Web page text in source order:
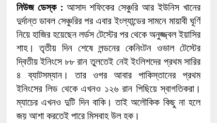
নিউজ ডেস্ক : আসাদ শফিকের সেঞ্চুরি আর ইউনিস খানের
দুর্দান্ত ডাবল সেঞ্চুরির পর এবার ইংল্যান্ডের সামনে মায়াবী ঘূর্ণি
নিয়ে হাজির হয়েছেন লর্ডস টেস্টের পর থেকে অনুজ্জ্বল ইয়াসির
শাহ। তৃতীয় দিন শেষে লন্ডনের কেনিংটন ওভাল টেস্টের
দ্বিতীয় ইনিংসে ৮৮ রান তুলতেই নেই ইংলিশদের প্রথম সারির
৪ ব্যাটসম্যান। তার ওপর আবার পাকিস্তানের প্রথম
ইনিংসের লিড থেকে এখনও ১২৬ রান পিছিয়ে স্বাগতিকরা।
ম্যাচের এখনও দুটি দিন বাকি। তাই অলৌকিক কিছু না হলে
জয় আশা করতেই পারে মিসবাহ উল হক।